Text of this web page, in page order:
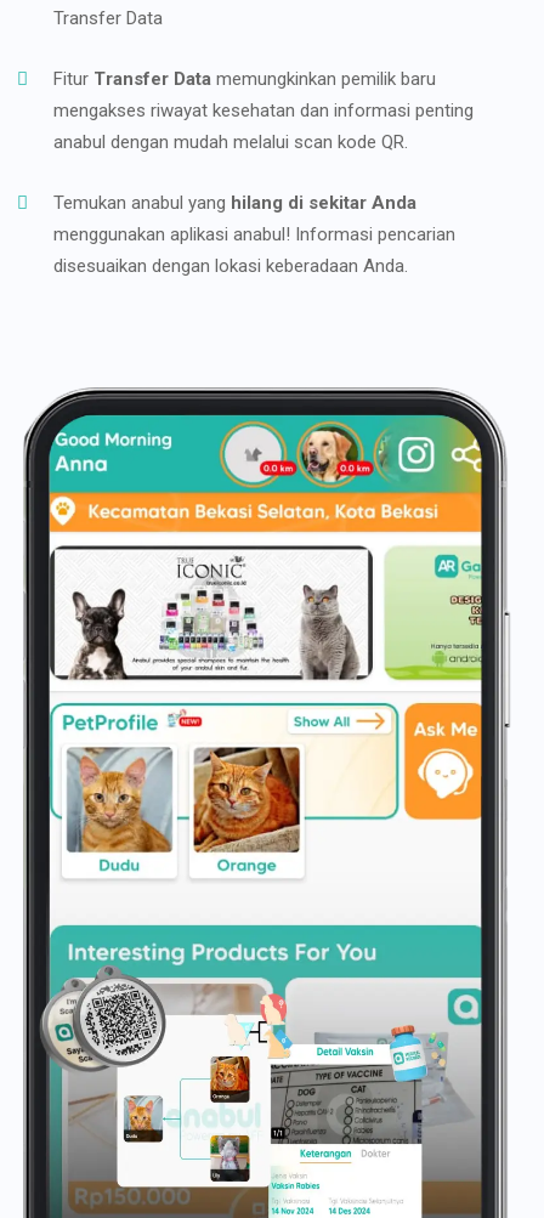
Transfer Data
Fitur Transfer Data memungkinkan pemilik baru
mengakses riwayat kesehatan dan informasi penting
anabul dengan mudah melalui scan kode QR.
Temukan anabul yang hilang di sekitar Anda
menggunakan aplikasi anabul! Informasi pencarian
disesuaikan dengan lokasi keberadaan Anda.